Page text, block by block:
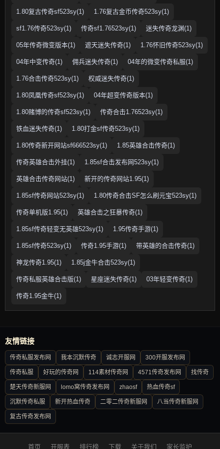
1.80复古传奇sf523sy(1) 1.76复古金币传奇523sy(1)
sf1.76传奇523sy(1) 传奇sf1.76523sy(1) 迷失传奇龙渊(1)
05年传奇微变版本(1) 遮天迷失传奇(1) 1.76怀旧传奇523sy(1)
04年中变传奇(1) 佣兵迷失传奇(1) 04年的微变传奇私服(1)
1.76合击传奇523sy(1) 权威迷失传奇(1)
1.80凤凰传奇sf523sy(1) 04年超变传奇版本(1)
1.80赌博的传奇sf523sy(1) 传奇合击1.76523sy(1)
铁血迷失传奇(1) 1.80打金sf传奇523sy(1)
1.80传奇新开网站sf666523sy(1) 1.85英雄合击传奇(1)
传奇英雄合击外挂(1) 1.85sf合击发布网523sy(1)
英雄合击传奇网站(1) 新开的传奇网站1.95(1)
1.85sf传奇网站523sy(1) 1.80传奇合击SF怎么刷元宝523sy(1)
传奇单机版1.95(1) 英雄合击之狂暴传奇(1)
1.85sf传奇轻变无英雄523sy(1) 1.95传奇手游(1)
1.85sf传奇523sy(1) 传奇1.95手游(1) 带英雄的合击传奇(1)
神龙传奇1.95(1) 1.85j金牛合击523sy(1)
传奇私服英雄合击版(1) 星座迷失传奇(1) 03年轻变传奇(1)
传奇1.95金牛(1)
友情链接
传奇私服发布网 我本沉默传奇 诚志开服网 300开服发布网
传奇私服 好玩的传奇网 114素材传奇网 4571传奇发布网 找传奇
楚天传奇新服网 lomo窝传奇发布网 zhaosf 热血传奇sf
沉默传奇私服 新开热血传奇 二零二传奇新服网 八当传奇新服网
复古传奇发布网
首页 开服表 排行榜 下载 关于我们 家长监护